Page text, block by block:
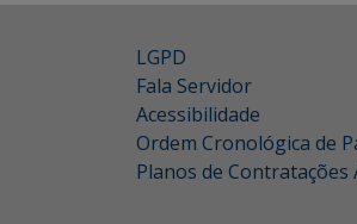
LGPD
Fala Servidor
Acessibilidade
Ordem Cronológica de
Planos de Contratações